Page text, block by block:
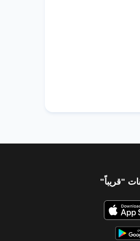
"قريباً"